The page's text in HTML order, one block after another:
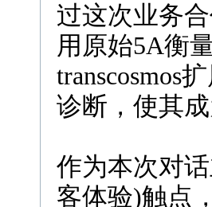
过这次业务
用原始5A衡
transcosmos
诊断，使其
作为本次对
客体验)触点